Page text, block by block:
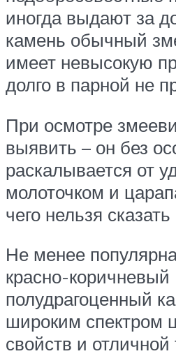
иногда выдают за
камень обычный
имеет невысокую
долго в парной не
При осмотре
выявить – он без
раскалывается от
молоточком и
чего нельзя
Не менее
красно-коричневый
полудрагоценный
широким спектром
свойств и отличной